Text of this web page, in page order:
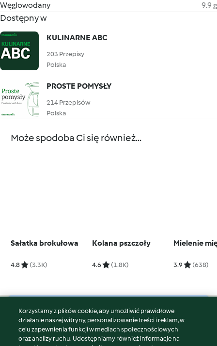
Węglowodany
9.9 g
Dostępny w
KULINARNE ABC
203 Przepisy
Polska
PROSTE POMYSŁY
214 Przepisów
Polska
Może spodoba Ci się również...
Sałatka brokułowa
4.8 (3.3K)
Kolana pszczoły
4.6 (1.8K)
Mielenie
3.9 (638)
© Copyright 2026
Warunki korzystania
Polityka prywatności
Korzystamy z plików cookie, aby umożliwić prawidłowe
działanie naszej witryny, personalizowanie treści i reklam, w
celu zapewnienia funkcji w mediach społecznościowych
oraz analizy ruchu. Udostępniamy również informacje na